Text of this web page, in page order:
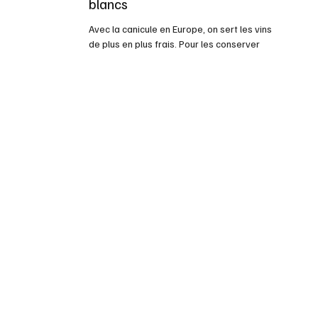
Avec la canicule en Europe, on sert les vins
de plus en plus frais. Pour les conserver